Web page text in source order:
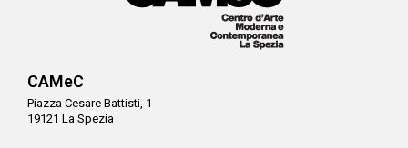
CAMeC
Piazza Cesare Battisti, 1
19121 La Spezia